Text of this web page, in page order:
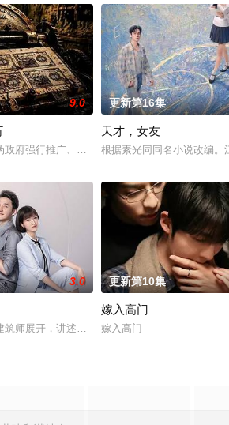
9.0
政府强行推广、使用由“中国准备银行”发行的伪
更新第16集
天才，女友
根据素光同同名小说改编。
3.0
筑师展开，讲述了他们在中意合作项目中面对
更新第10集
嫁入高门
嫁入高门